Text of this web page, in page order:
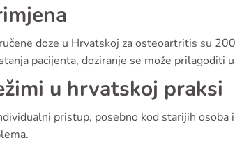
doze u Hrvatskoj za osteoartritis su
pacijenta, doziranje se može prilagoditi
u hrvatskoj praksi
pristup, posebno kod starijih